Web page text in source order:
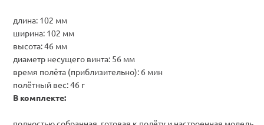
длина: 102 мм
ширина: 102 мм
высота: 46 мм
диаметр несущего винта: 56 мм
время полёта (приблизительно): 6 мин
полётный вес: 46 г
В комплекте: